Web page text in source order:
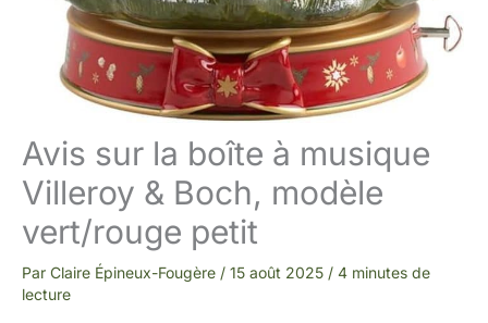
Avis sur la boîte à musique
Villeroy & Boch, modèle
vert/rouge petit
Par Claire Épineux-Fougère / 15 août 2025 / 4 minutes de
lecture